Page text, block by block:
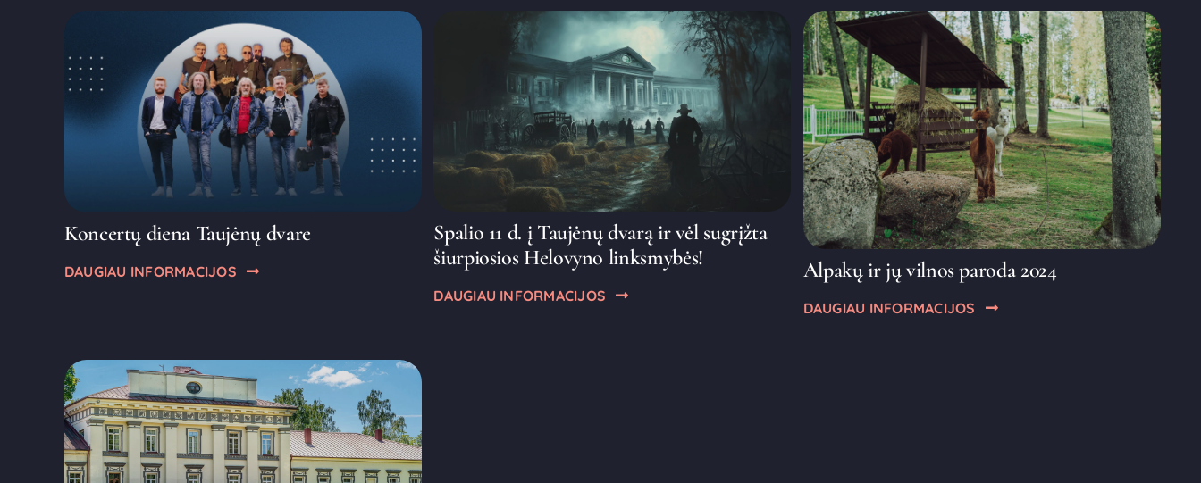
Koncertų diena Taujėnų dvare
DAUGIAU INFORMACIJOS
Spalio 11 d. į Taujėnų dvarą ir vėl sugrįžta
šiurpiosios Helovyno linksmybės!
DAUGIAU INFORMACIJOS
Alpakų ir jų vilnos paroda 2024
DAUGIAU INFORMACIJOS